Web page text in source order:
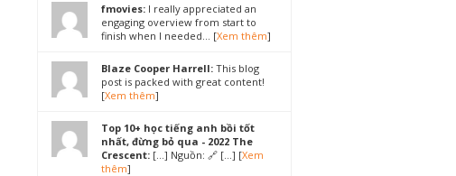
fmovies: I really appreciated an
engaging overview from start to
finish when I needed... [Xem thêm]
Blaze Cooper Harrell: This blog
post is packed with great content!
[Xem thêm]
Top 10+ học tiếng anh bồi tốt
nhất, đừng bỏ qua - 2022 The
Crescent: […] Nguồn: 🔗 […] [Xem
thêm]